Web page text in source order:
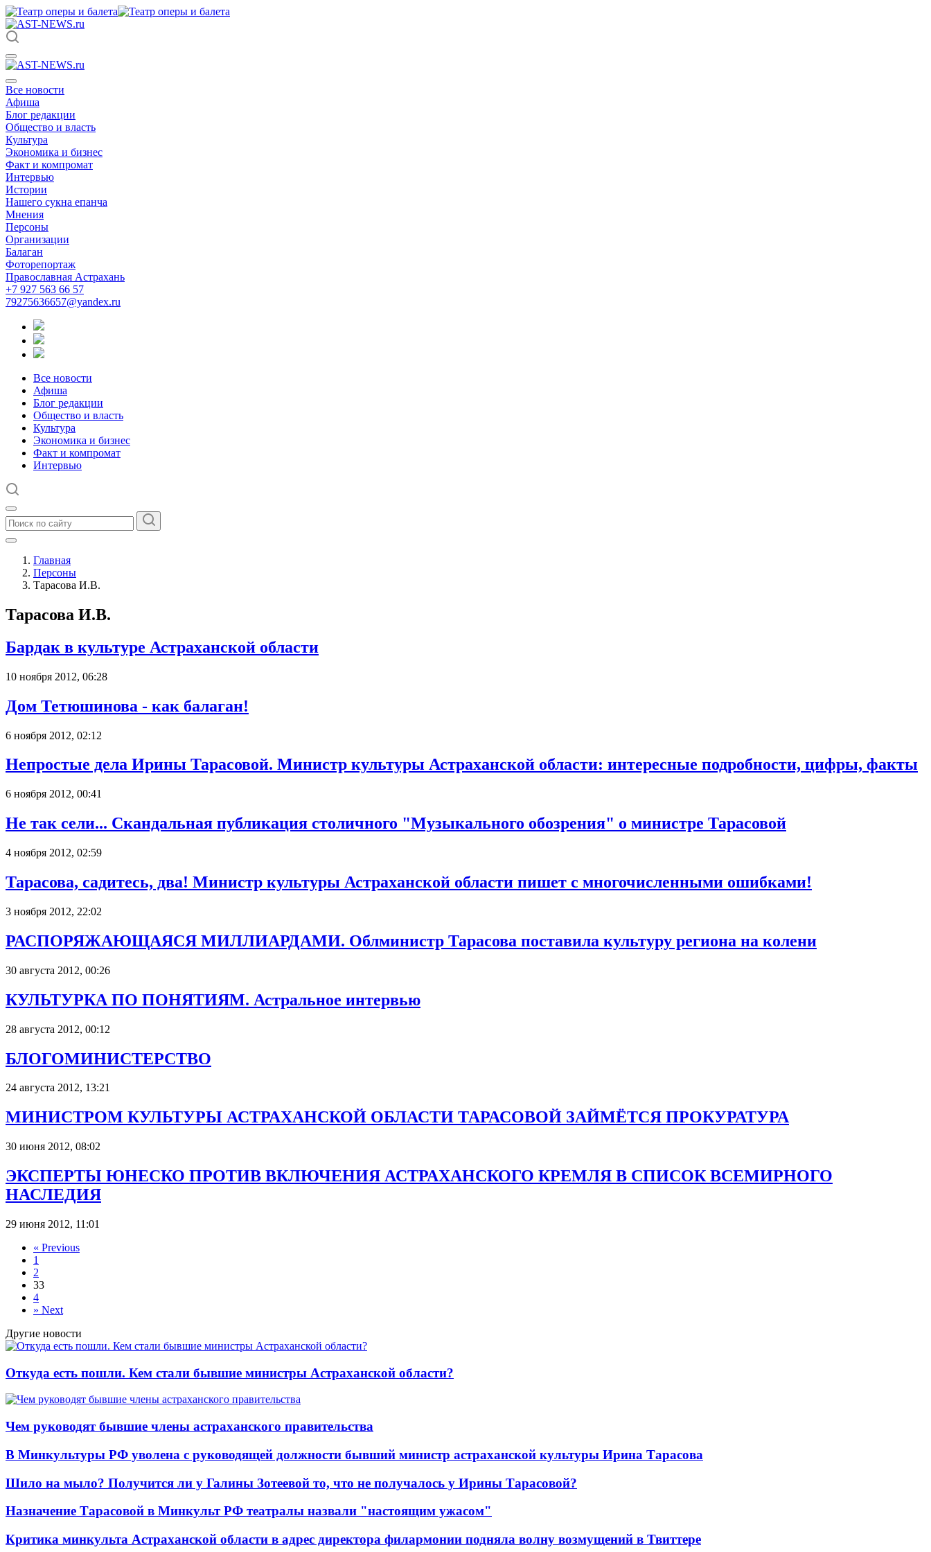
Все новости
Афиша
Блог редакции
Общество и власть
Культура
Экономика и бизнес
Факт и компромат
Интервью
Истории
Нашего сукна епанча
Мнения
Персоны
Организации
Балаган
Фоторепортаж
Православная Астрахань
+7 927 563 66 57
79275636657@yandex.ru
Все новости
Афиша
Блог редакции
Общество и власть
Культура
Экономика и бизнес
Факт и компромат
Интервью
Главная
Персоны
Тарасова И.В.
Тарасова И.В.
Бардак в культуре Астраханской области
10 ноября 2012, 06:28
Дом Тетюшинова - как балаган!
6 ноября 2012, 02:12
Непростые дела Ирины Тарасовой. Министр культуры Астраханской области: интересные подробности, цифры, факты
6 ноября 2012, 00:41
Не так сели... Скандальная публикация столичного "Музыкального обозрения" о министре Тарасовой
4 ноября 2012, 02:59
Тарасова, садитесь, два! Министр культуры Астраханской области пишет с многочисленными ошибками!
3 ноября 2012, 22:02
РАСПОРЯЖАЮЩАЯСЯ МИЛЛИАРДАМИ. Облминистр Тарасова поставила культуру региона на колени
30 августа 2012, 00:26
КУЛЬТУРКА ПО ПОНЯТИЯМ. Астральное интервью
28 августа 2012, 00:12
БЛОГОМИНИСТЕРСТВО
24 августа 2012, 13:21
МИНИСТРОМ КУЛЬТУРЫ АСТРАХАНСКОЙ ОБЛАСТИ ТАРАСОВОЙ ЗАЙМЁТСЯ ПРОКУРАТУРА
30 июня 2012, 08:02
ЭКСПЕРТЫ ЮНЕСКО ПРОТИВ ВКЛЮЧЕНИЯ АСТРАХАНСКОГО КРЕМЛЯ В СПИСОК ВСЕМИРНОГО
НАСЛЕДИЯ
29 июня 2012, 11:01
« Previous
1
2
33
4
» Next
Другие новости
Откуда есть пошли. Кем стали бывшие министры Астраханской области?
Чем руководят бывшие члены астраханского правительства
В Минкультуры РФ уволена с руководящей должности бывший министр астраханской культуры Ирина Тарасова
Шило на мыло? Получится ли у Галины Зотеевой то, что не получалось у Ирины Тарасовой?
Назначение Тарасовой в Минкульт РФ театралы назвали "настоящим ужасом"
Критика минкульта Астраханской области в адрес директора филармонии подняла волну возмущений в Твиттере